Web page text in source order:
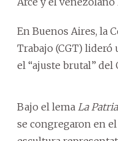
En Buenos Aires, la
Trabajo (CGT)
el “ajuste brutal” del
Bajo el lema La
se congregaron en el